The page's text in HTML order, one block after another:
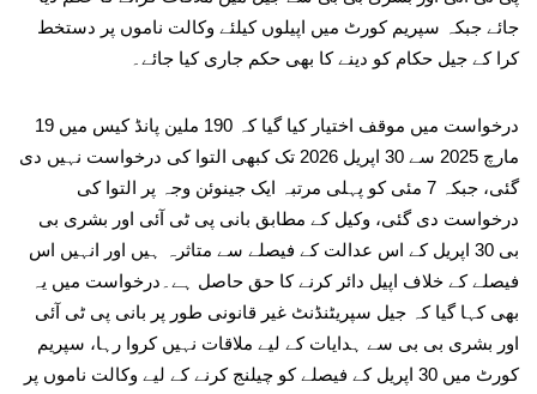
جائے جبکہ سپریم کورٹ میں اپیلوں کیلئے وکالت ناموں پر دستخط
کرا کے جیل حکام کو دینے کا بھی حکم جاری کیا جائے۔
درخواست میں موقف اختیار کیا گیا کہ 190 ملین پانڈ کیس میں 19
مارچ 2025 سے 30 اپریل 2026 تک کبھی التوا کی درخواست نہیں دی
گئی، جبکہ 7 مئی کو پہلی مرتبہ ایک جینوئن وجہ پر التوا کی
درخواست دی گئی، وکیل کے مطابق بانی پی ٹی آئی اور بشری بی
بی 30 اپریل کے اس عدالت کے فیصلے سے متاثرہ ہیں اور انہیں اس
فیصلے کے خلاف اپیل دائر کرنے کا حق حاصل ہے۔درخواست میں یہ
بھی کہا گیا کہ جیل سپریٹنڈنٹ غیر قانونی طور پر بانی پی ٹی آئی
اور بشری بی بی سے ہدایات کے لیے ملاقات نہیں کروا رہا، سپریم
کورٹ میں 30 اپریل کے فیصلے کو چیلنج کرنے کے لیے وکالت ناموں پر